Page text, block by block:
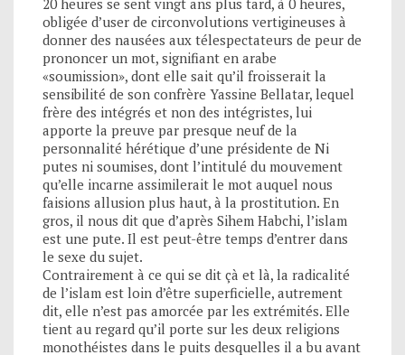
20 heures se sent vingt ans plus tard, à 0 heures,
obligée d’user de circonvolutions vertigineuses à
donner des nausées aux télespectateurs de peur de
prononcer un mot, signifiant en arabe
«soumission», dont elle sait qu’il froisserait la
sensibilité de son confrère Yassine Bellatar, lequel
frère des intégrés et non des intégristes, lui
apporte la preuve par presque neuf de la
personnalité hérétique d’une présidente de Ni
putes ni soumises, dont l’intitulé du mouvement
qu’elle incarne assimilerait le mot auquel nous
faisions allusion plus haut, à la prostitution. En
gros, il nous dit que d’après Sihem Habchi, l’islam
est une pute. Il est peut-être temps d’entrer dans
le sexe du sujet.
Contrairement à ce qui se dit çà et là, la radicalité
de l’islam est loin d’être superficielle, autrement
dit, elle n’est pas amorcée par les extrémités. Elle
tient au regard qu’il porte sur les deux religions
monothéistes dans le puits desquelles il a bu avant